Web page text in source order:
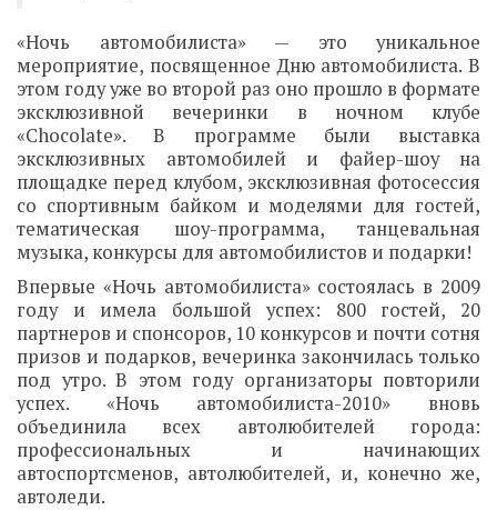
«Ночь автомобилиста» — это уникальное
мероприятие, посвященное Дню автомобилиста. В
этом году уже во второй раз оно прошло в формате
эксклюзивной вечеринки в ночном клубе
«Chocolate». В программе были выставка
эксклюзивных автомобилей и файер-шоу на
площадке перед клубом, эксклюзивная фотосессия
со спортивным байком и моделями для гостей,
тематическая шоу-программа, танцевальная
музыка, конкурсы для автомобилистов и подарки!
Впервые «Ночь автомобилиста» состоялась в 2009
году и имела большой успех: 800 гостей, 20
партнеров и спонсоров, 10 конкурсов и почти сотня
призов и подарков, вечеринка закончилась только
под утро. В этом году организаторы повторили
успех. «Ночь автомобилиста-2010» вновь
объединила всех автолюбителей города:
профессиональных и начинающих
автоспортсменов, автолюбителей, и, конечно же,
автоледи.